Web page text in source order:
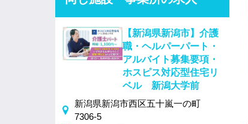
【新潟県新潟市】介護
職・ヘルパーパート・
アルバイト募集要項・
ホスピス対応型住宅リ
ベル 新潟大学前
新潟県新潟市西区五十嵐一の町
7306-5